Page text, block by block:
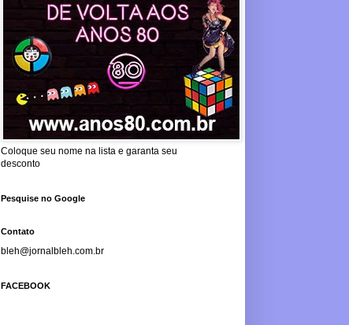
Coloque seu nome na lista e garanta seu
desconto
Pesquise no Google
Contato
bleh@jornalbleh.com.br
FACEBOOK